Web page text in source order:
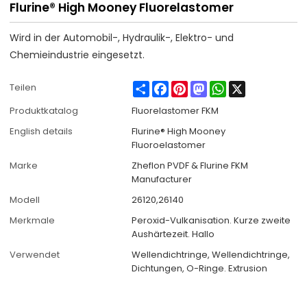
Flurine® High Mooney Fluorelastomer
Wird in der Automobil-, Hydraulik-, Elektro- und
Chemieindustrie eingesetzt.
Teilen ShareFacebook
PinterestMastodonWhatsApp
Produktkatalog
Fluorelastomer FKM
English details
Flurine® High Mooney
Fluoroelastomer
Marke
Zheflon PVDF & Flurine FKM
Manufacturer
Modell
26120,26140
Merkmale
Peroxid-Vulkanisation. Kurze zweite
Aushärtezeit. Hallo
Verwendet
Wellendichtringe, Wellendichtringe,
Dichtungen, O-Ringe. Extrusion